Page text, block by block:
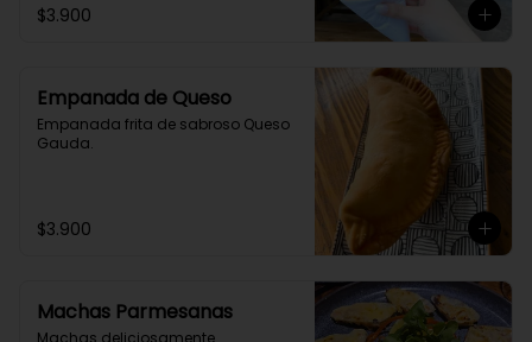
$3.900
Empanada de Queso
Empanada frita de sabroso Queso
Gauda.
$3.900
Machas Parmesanas
Machas deliciosamente